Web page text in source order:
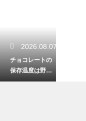
2026.08.07
チョコレートの
保存温度は野菜
室が正解？冷蔵